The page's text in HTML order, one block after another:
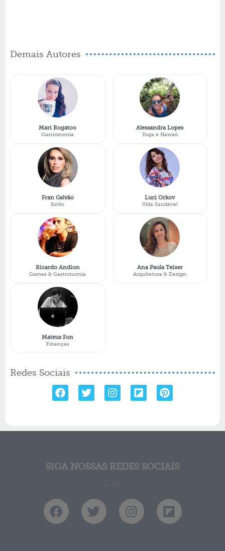
Demais Autores
Mari Rogatoo
Gastronomia
Fran Galvão
Estilo
Ricardo Andion
Games & Gastronomia
Mateus Fon
Finanças
Alessandra Lopes
Yoga e Hawaii
Luci Orkov
Vida Saudável
Ana Paula Teixer
Arquitetura & Design
Redes Sociais
SIGA NOSSAS REDES SOCIAIS